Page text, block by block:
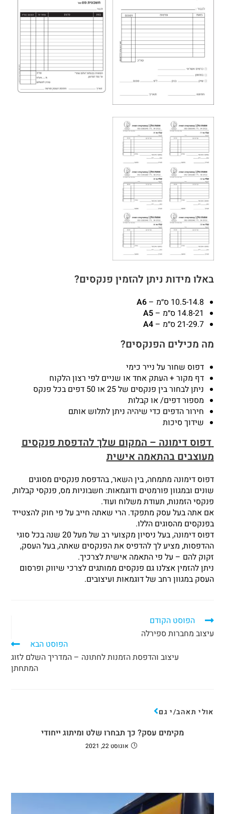
באלו מידות ניתן להזמין פנקסים?
10.5-14.8 ס״מ –
A6
14.8-21 ס״מ –
A5
21-29.7 ס״מ –
A4
מה מכילים הפנקסים?
דפוס שחור על נייר כימי
דף מקור + העתק אחד או שניים לפי רצון הלקוח
ניתן לבחור בין פנקסים של 25 או 50 דפים בכל פנקס
מספור דפים/ או קבלות
חירור הדפים כדי שיהיה ניתן לתלוש אותם
שידוך סיכות
דפוס דימונה – המקום שלך להדפסת פנקסים
מעוצבים בהתאמה אישית
דפוס דימונה מתמחה, בין השאר, בהדפסת פנקסים מסוגים
שונים ובמגוון פורמטים ודוגמאות: חשבוניות מס, פנקסי קבלות,
פנקסי הזמנות, תעודת משלוח ועוד.
אם אתה בעל עסק מתפקד. הרי שאתה חייב על פי חוק להצטייד
בפנקסים מהסוגים הללו.
דפוס דימונה, בעל ניסיון מקצועי רב של מעל 20 שנה בכל סוגי
ההדפסות, מציע לך להדפיס את הפנקסים שאתה, בעל העסק,
זקוק להם – על פי התאמה אישית לצרכיך.
ניתן להזמין אצלנו גם פנקסים ממותגים לצרכי שיווק ופרסום
העסק במגוון רחב של דוגמאות ועיצובים.
הפוסט הקודם
עיצוב מחברות ספירלה
הפוסט הבא
עיצוב והדפסת הזמנות לחתונה – המדריך השלם לזוג
המתחתן
אולי תאהב/י גם
מקימים עסק? כך תבחרו שלט ומיתוג ייחודי
אוגוסט 22, 2021